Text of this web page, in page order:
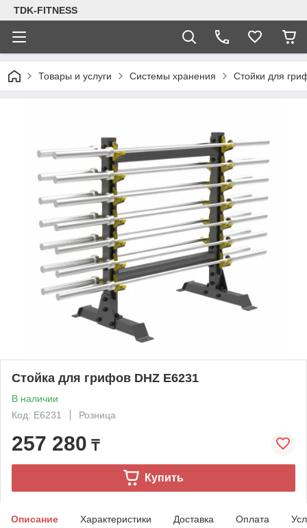
TDK-FITNESS
Товары и услуги Системы хранения Стойки для
Стойка для грифов DHZ E6231
В наличии
Код: E6231
Розница
257 280 ₸
Купить
Описание Характеристики Доставка Оплата